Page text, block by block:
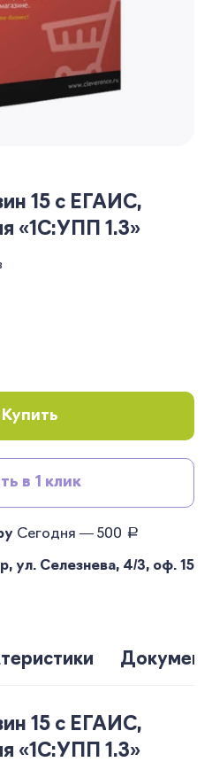
15 с ЕГАИС,
«1С:УПП 1.3»
Купить
в 1 клик
Сегодня — 500 руб.
ул. Селезнева, 4/3, оф. 15
15 с ЕГАИС,
«1С:УПП 1.3»